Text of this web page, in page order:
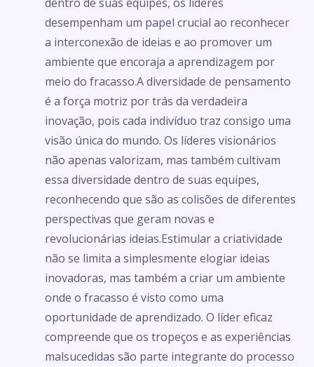
desempenham um papel crucial ao reconhecer
a interconexão de ideias e ao promover um
ambiente que encoraja a aprendizagem por
meio do fracasso.A diversidade de pensamento
é a força motriz por trás da verdadeira
inovação, pois cada indivíduo traz consigo uma
visão única do mundo. Os líderes visionários
não apenas valorizam, mas também cultivam
essa diversidade dentro de suas equipes,
reconhecendo que são as colisões de diferentes
perspectivas que geram novas e
revolucionárias ideias.Estimular a criatividade
não se limita a simplesmente elogiar ideias
inovadoras, mas também a criar um ambiente
onde o fracasso é visto como uma
oportunidade de aprendizado. O líder eficaz
compreende que os tropeços e as experiências
malsucedidas são parte integrante do processo